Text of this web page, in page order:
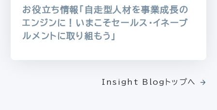
お役立ち情報「自走型人材を事業成長の
エンジンに！いまこそセールス・イネーブ
ルメントに取り組もう」
Insight Blogトップへ